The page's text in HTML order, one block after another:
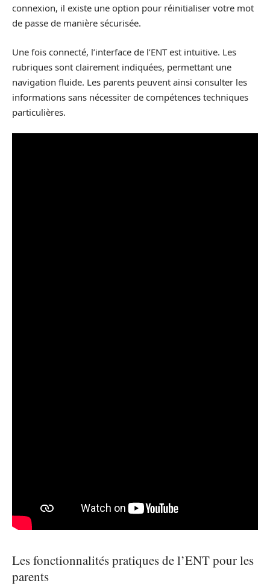
connexion, il existe une option pour réinitialiser votre mot
de passe de manière sécurisée.
Une fois connecté, l’interface de l’ENT est intuitive. Les
rubriques sont clairement indiquées, permettant une
navigation fluide. Les parents peuvent ainsi consulter les
informations sans nécessiter de compétences techniques
particulières.
Les fonctionnalités pratiques de l’ENT pour les
parents